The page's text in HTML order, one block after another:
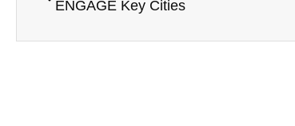
ENGAGE Key Cities